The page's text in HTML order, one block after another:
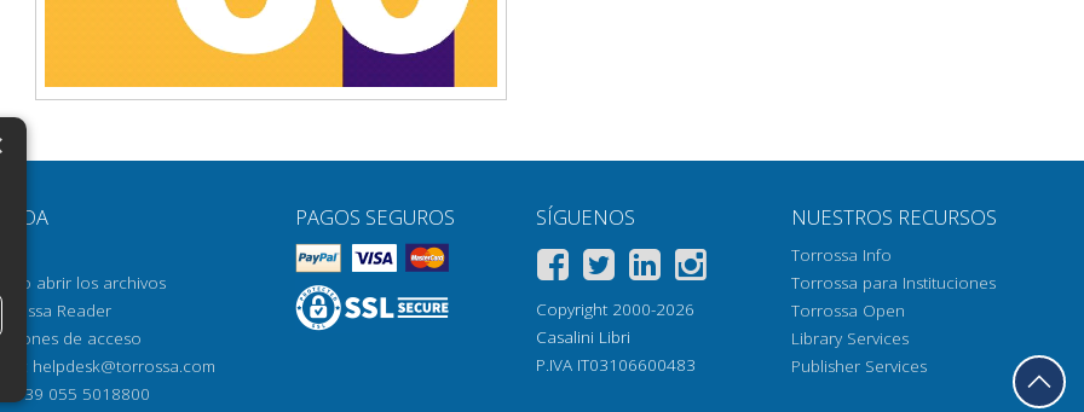
AYUDA
abrir los archivos
Reader
de acceso
helpdesk@torrossa.com
+39 055 5018800
PAGOS SEGUROS SÍGUENOS
Copyright 2000-2026
Casalini Libri
P.IVA IT03106600483
NUESTROS RECURSOS
Torrossa Info
Torrossa para Instituciones
Torrossa Open
Library Services
Publisher Services